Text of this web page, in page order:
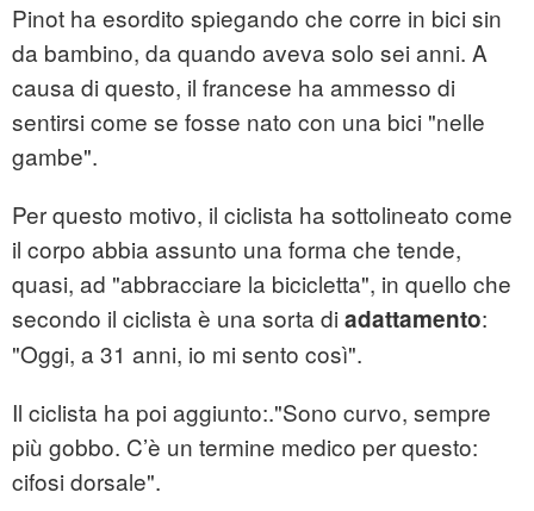
Pinot ha esordito spiegando che corre in bici sin
da bambino, da quando aveva solo sei anni. A
causa di questo, il francese ha ammesso di
sentirsi come se fosse nato con una bici "nelle
gambe".
Per questo motivo, il ciclista ha sottolineato come
il corpo abbia assunto una forma che tende,
quasi, ad "abbracciare la bicicletta", in quello che
secondo il ciclista è una sorta di adattamento:
"Oggi, a 31 anni, io mi sento così".
Il ciclista ha poi aggiunto:."Sono curvo, sempre
più gobbo. C’è un termine medico per questo:
cifosi dorsale".